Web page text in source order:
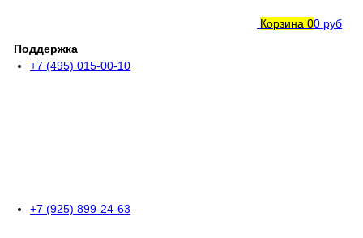
Корзина 00 руб
Поддержка
+7 (495) 015-00-10
+7 (925) 899-24-63